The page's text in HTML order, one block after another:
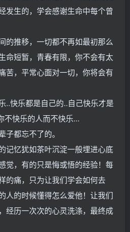
发生的，学会感谢生命中每个曾
的推移，一切都不再如最初那么
命短暂，青春有限，你不会有太
苦，平常心面对一切，你将会有
..快乐都是自己的..自己快乐才是
不快乐的人而不快乐...
都忘不了的。
记忆犹如茶叶沉淀一般埋进心底
觉，有的只是悔或悟的经验！每
的痛，只为让我们学会如何去
人的时候懂得怎么爱他！让我们
经历一次次的心灵洗涤，最终成